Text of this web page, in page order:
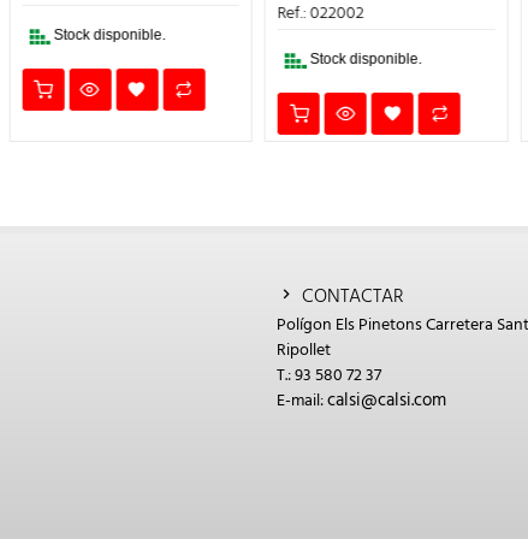
Stock disponible. ERA:
Ref.: 022002
Stock disponible.
CONTACTAR
Polígon Els Pinetons Carretera
Ripollet
T.: 93 580 72 37
E-mail:calsi@calsi.com